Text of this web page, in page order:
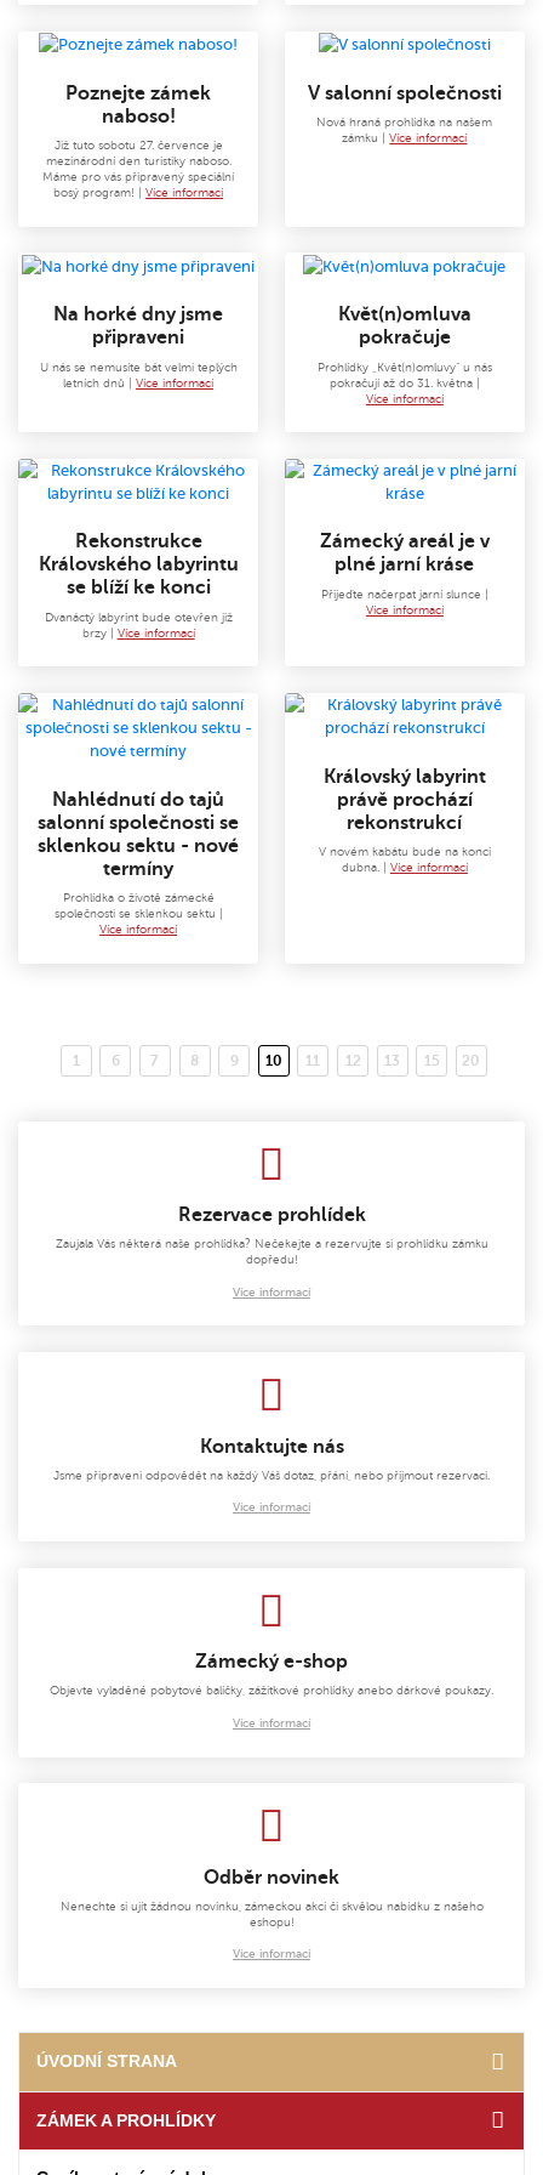
Poznejte zámek
naboso!
Již tuto sobotu 27. července je
mezinárodní den turistiky naboso.
Máme pro vás připravený speciální
bosý program! |Více informací
V salonní společnosti
Nová hraná prohlídka na našem
zámku |Více informací
Na horké dny jsme
připraveni
U nás se nemusíte bát velmi teplých
letních dnů |Více informací
Květ(n)omluva
pokračuje
Prohlídky „Květ(n)omluvy“ u nás
pokračují až do 31. května |
Více informací
Rekonstrukce
Královského labyrintu
se blíží ke konci
Dvanáctý labyrint bude otevřen již
brzy | Více informací
Zámecký areál je v
plné jarní kráse
Přijeďte načerpat jarní slunce |
Více informací
Nahlédnutí do tajů
salonní společnosti se
sklenkou sektu - nové
termíny
Prohlídka o životě zámecké
společnosti se sklenkou sektu |
Více informací
Královský labyrint
právě prochází
rekonstrukcí
V novém kabátu bude na konci
dubna. | Více informací
1 6 7 8 9 10(aktuální)
11 12 13 15 20
Rezervace prohlídek
Zaujala Vás některá naše prohlídka? Nečekejte a rezervujte si prohlídku zámku
dopředu!
Více informací
Kontaktujte nás
Jsme připraveni odpovědět na každý Váš dotaz, přání, nebo přijmout rezervaci.
Více informací
Zámecký e-shop
Objevte vyladěné pobytové balíčky, zážitkové prohlídky anebo dárkové poukazy.
Více informací
Odběr novinek
Nenechte si ujít žádnou novinku, zámeckou akci či skvělou nabídku z našeho
eshopu!
Více informací
ÚVODNÍ STRANA
ZÁMEK A PROHLÍDKY